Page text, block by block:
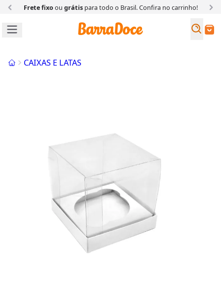
Frete fixoou grátispara todo o Brasil. Confira no carrinho!
Buscar
InícioCAIXAS E LATAS